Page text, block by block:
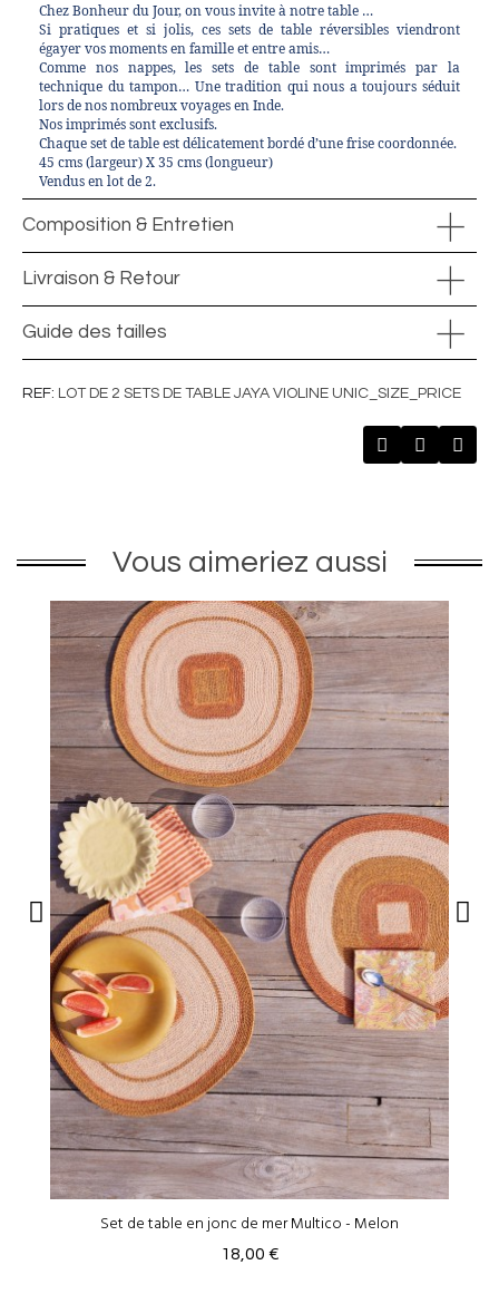
Chez Bonheur du Jour, on vous invite à notre table …
Si pratiques et si jolis, ces sets de table réversibles viendront
égayer vos moments en famille et entre amis…
Comme nos nappes, les sets de table sont imprimés par la
technique du tampon… Une tradition qui nous a toujours séduit
lors de nos nombreux voyages en Inde.
Nos imprimés sont exclusifs.
Chaque set de table est délicatement bordé d’une frise coordonnée.
45 cms(largeur) X 35 cms(longueur)
Vendus en lot de 2.
Composition & Entretien
Livraison & Retour
Guide des tailles
REF LOT DE 2 SETS DE TABLE JAYA VIOLINE UNIC_SIZE_PRICE
Vous aimeriez aussi
Set de table en jonc de mer Multico - Melon
18,00 €